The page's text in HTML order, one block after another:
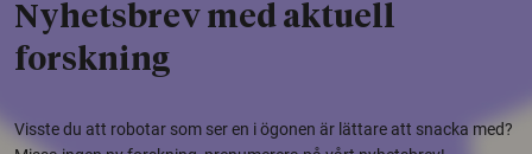
Nyhetsbrev med aktuell
forskning
Visste du att robotar som ser en i ögonen är lättare att snacka med?